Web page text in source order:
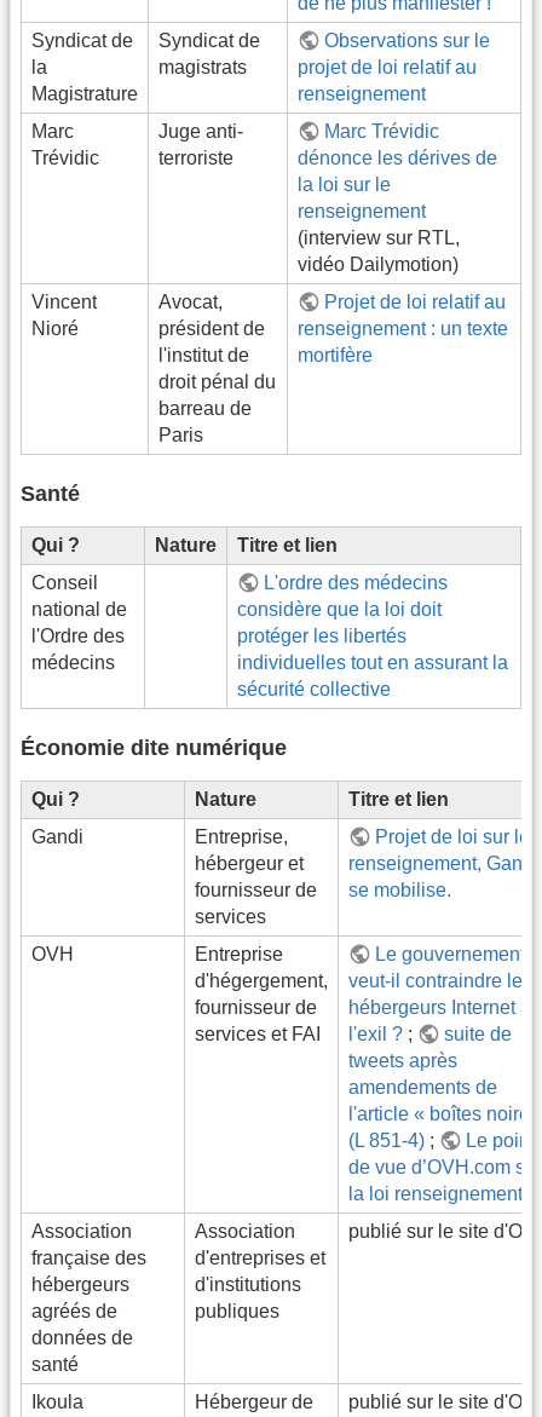
Syndicat de
la
Magistrature
Syndicat de
magistrats
Observations sur le
projet de loi relatif au
renseignement
Marc
Trévidic
Juge anti-
terroriste
Marc Trévidic
dénonce les dérives de
la loi sur le
renseignement
(interview sur RTL,
vidéo Dailymotion)
Vincent
Nioré
Avocat,
président de
l'institut de
droit pénal du
barreau de
Paris
Projet de loi relatif au
renseignement : un texte
mortifère
Santé
Qui ? Nature
Titre et lien
Conseil
national de
l'Ordre des
médecins
L'ordre des médecins
considère que la loi doit
protéger les libertés
individuelles tout en assurant la
sécurité collective
Économie dite numérique
Qui ? Nature
Titre et lien
Gandi
Entreprise,
hébergeur et
fournisseur de
services
Projet de loi sur le
renseignement, Gandi
se mobilise.
OVH
Entreprise
d'hégergement,
fournisseur de
services et FAI
Le gouvernement
veut-il contraindre les
hébergeurs Internet à
l'exil ? ;
suite de
tweets après
amendements de
l'article « boîtes
(L 851-4) ;
Le point
de vue d’OVH.com sur
la loi renseignement
Association
française des
hébergeurs
agréés de
données de
santé
Association
d'entreprises et
d'institutions
publiques
publié sur le site
Ikoula
Hébergeur de
publié sur le site